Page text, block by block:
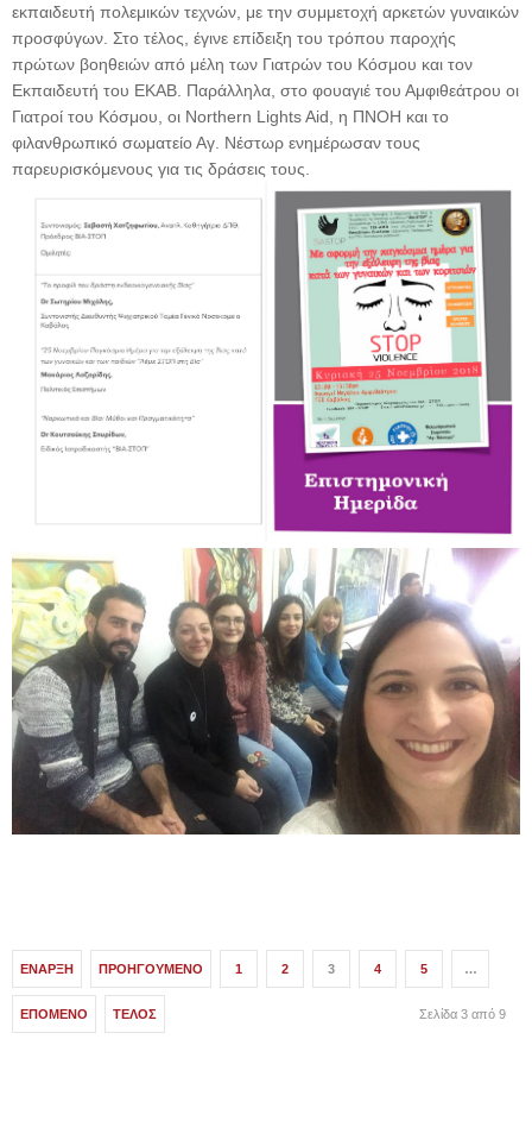
εκπαιδευτή πολεμικών τεχνών, με την συμμετοχή αρκετών γυναικών
προσφύγων. Στο τέλος, έγινε επίδειξη του τρόπου παροχής
πρώτων βοηθειών από μέλη των Γιατρών του Κόσμου και τον
Εκπαιδευτή του ΕΚΑΒ. Παράλληλα, στο φουαγιέ του Αμφιθεάτρου οι
Γιατροί του Κόσμου, οι Northern Lights Aid, η ΠΝΟΗ και το
φιλανθρωπικό σωματείο Αγ. Νέστωρ ενημέρωσαν τους
παρευρισκόμενους για τις δράσεις τους.
ΈΝΑΡΞΗ ΠΡΟΗΓΟΎΜΕΝΟ 1 2 3 4 5 …
ΕΠΌΜΕΝΟ ΤΈΛΟΣ Σελίδα 3 από 9